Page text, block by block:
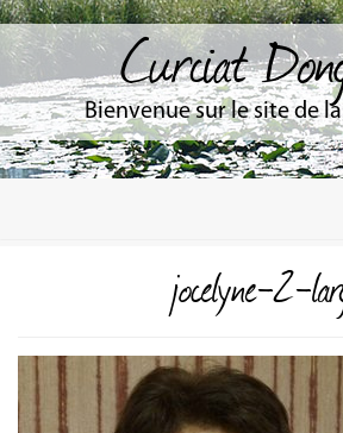
Curciat
Bienvenue sur le site de
jocelyne-2-